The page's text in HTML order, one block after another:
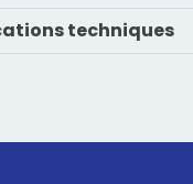
techniques